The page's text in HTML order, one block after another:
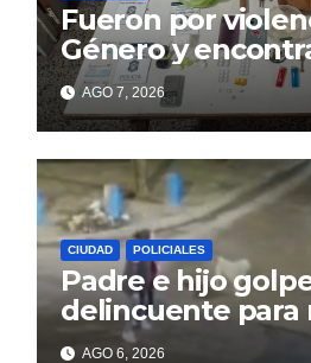
Fueron por
Género y
AGO 7, 2026
CIUDAD POLICIALES
Padre e hijo
delincuente para
un celular
AGO 6, 2026